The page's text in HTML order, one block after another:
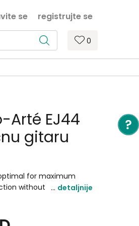
se registrujte se
0
Arté EJ44
gitaru
for maximum
without
Pro-Arte treble strings
detaljnije